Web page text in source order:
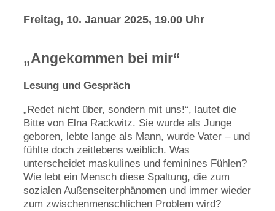
Freitag, 10. Januar 2025, 19.00 Uhr
„Angekommen bei mir“
Lesung und Gespräch
„Redet nicht über, sondern mit uns!“, lautet die
Bitte von Elna Rackwitz. Sie wurde als Junge
geboren, lebte lange als Mann, wurde Vater – und
fühlte doch zeitlebens weiblich. Was
unterscheidet maskulines und feminines Fühlen?
Wie lebt ein Mensch diese Spaltung, die zum
sozialen Außenseiterphänomen und immer wieder
zum zwischenmenschlichen Problem wird?